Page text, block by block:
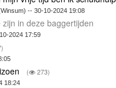
-- 30-10-2024 19:08
in deze baggertijden
2024 17:59
( 273)
18:24